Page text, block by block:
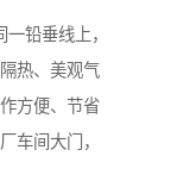
铅垂线上，
热、美观气
方便、节省
车间大门，